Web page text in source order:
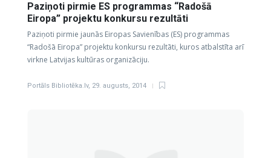
Paziņoti pirmie ES programmas “Radošā
Eiropa” projektu konkursu rezultāti
Paziņoti pirmie jaunās Eiropas Savienības (ES) programmas
“Radošā Eiropa” projektu konkursu rezultāti, kuros atbalstīta arī
virkne Latvijas kultūras organizāciju.
Portāls Bibliotēka.lv, 29. augusts, 2014